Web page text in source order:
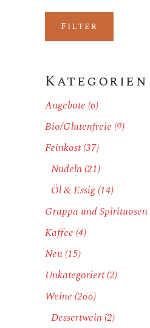
Min.
Preis
Max.
Preis
Filter
Kategorien
Angebote (6)
Bio/Glutenfreie (9)
Feinkost(37)
Nudeln(21)
Öl & Essig(14)
Grappa und Spirituosen
Kaffee (4)
Neu(15)
Unkategoriert(2)
Weine (266)
Dessertwein(2)